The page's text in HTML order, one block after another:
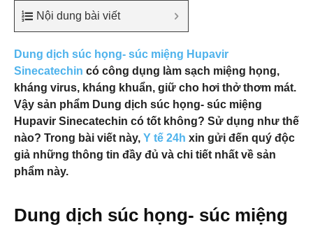
Nội dung bài viết
Dung dịch súc họng- súc miệng Hupavir
Sinecatechin có công dụng làm sạch miệng họng,
kháng virus, kháng khuẩn, giữ cho hơi thở thơm mát.
Vậy sản phẩm Dung dịch súc họng- súc miệng
Hupavir Sinecatechin có tốt không? Sử dụng như thế
nào? Trong bài viết này, Y tế 24h xin gửi đến quý độc
giả những thông tin đầy đủ và chi tiết nhất về sản
phẩm này.
Dung dịch súc họng- súc miệng